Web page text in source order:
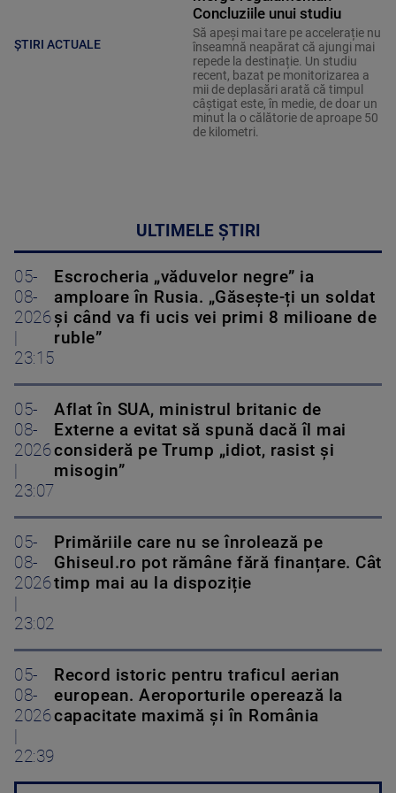
ȘTIRI ACTUALE
Concluziile unui studiu
Să apeși mai tare pe accelerație nu
înseamnă neapărat că ajungi mai
repede la destinație. Un studiu
recent, bazat pe monitorizarea a
mii de deplasări arată că timpul
câștigat este, în medie, de doar un
minut la o călătorie de aproape 50
de kilometri.
ULTIMELE ȘTIRI
05-
08-
2026
23:15
Escrocheria „văduvelor negre” ia
amploare în Rusia. „Găsește-ți un soldat
și când va fi ucis vei primi 8 milioane de
ruble”
05-
08-
2026
23:07
Aflat în SUA, ministrul britanic de
Externe a evitat să spună dacă îl mai
consideră pe Trump „idiot, rasist și
misogin”
05-
08-
2026
23:02
Primăriile care nu se înrolează pe
Ghiseul.ro pot rămâne fără finanțare. Cât
timp mai au la dispoziție
05-
08-
2026
22:39
Record istoric pentru traficul aerian
european. Aeroporturile operează la
capacitate maximă și în România